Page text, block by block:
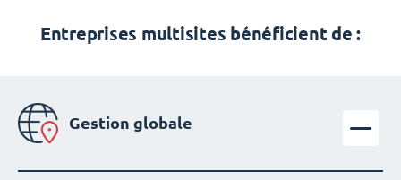
Entreprises multisites bénéficient de :
Gestion globale